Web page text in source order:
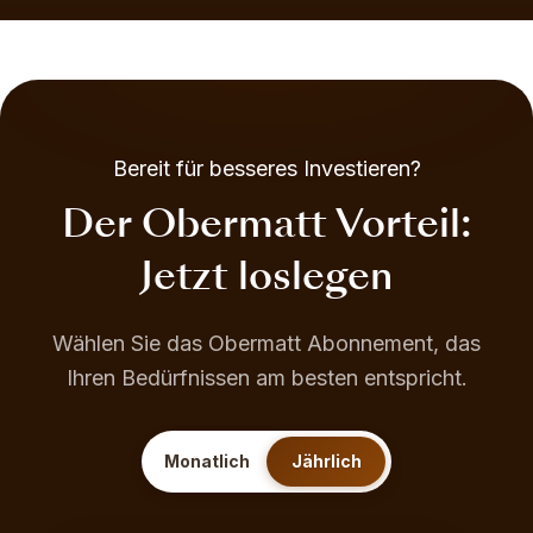
Bereit für besseres Investieren?
Der Obermatt Vorteil:
Jetzt loslegen
Wählen Sie das Obermatt Abonnement, das
Ihren Bedürfnissen am besten entspricht.
Monatlich Jährlich